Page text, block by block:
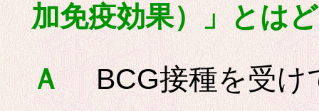
加免疫効果）」とは
Ａ BCG接種を受